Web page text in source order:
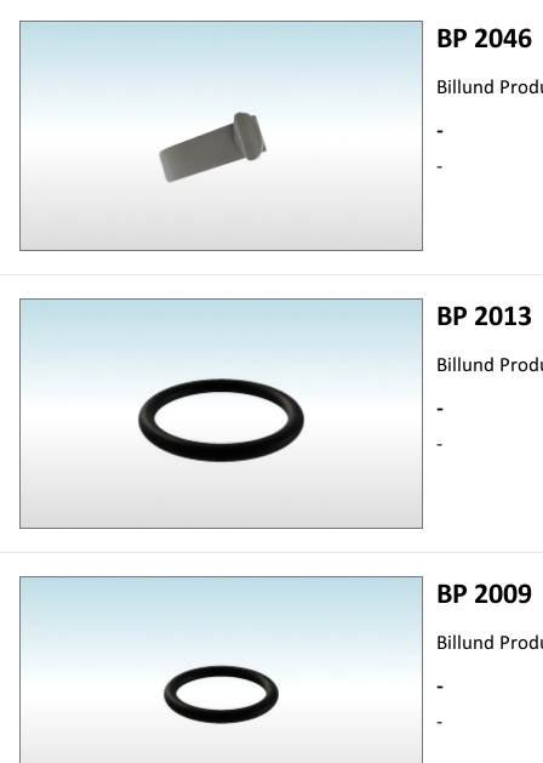
BP 2046
Billund
-
-
BP 2013
Billund
-
-
BP 2009
Billund
-
-